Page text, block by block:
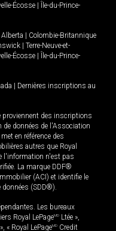
Écosse
Île-du-Prince-
Alberta
Colombie-Britannique
Terre-Neuve-et-
Écosse
Île-du-Prince-
Dernières inscriptions au
proviennent des inscriptions
données de l'Association
en référence des
autres que Royal
l'information n'est pas
La marque DDF®
(ACI) et identifie le
(SDD®).
Les bureaux
Royal LePageMD Ltée »,
», « Royal LePageMD Credit